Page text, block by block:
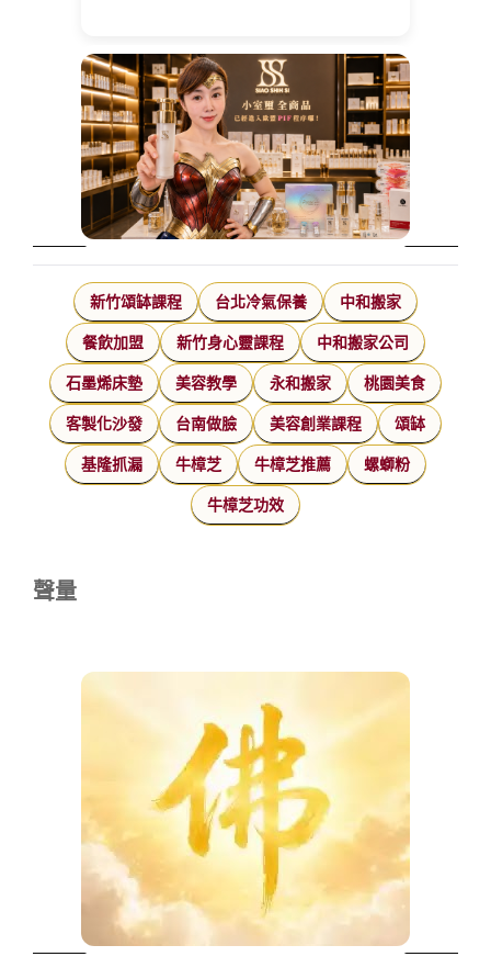
新竹頌缽課程 台北冷氣保養 中和搬家
餐飲加盟 新竹身心靈課程 中和搬家公司
石墨烯床墊 美容教學 永和搬家 桃園美食
客製化沙發 台南做臉 美容創業課程 頌缽
基隆抓漏 牛樟芝 牛樟芝推薦 螺螄粉
牛樟芝功效
聲量